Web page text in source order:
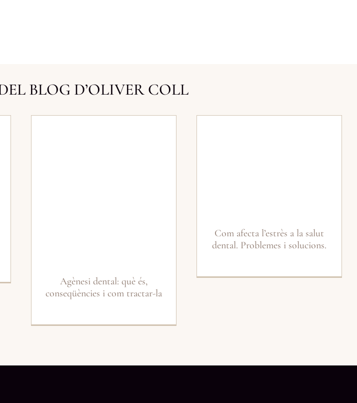
BLOG D’OLIVER COLL
Agènesi dental: què és,
conseqüències i com tractar-la
Com afecta l’estrès a la salut
dental. Problemes i solucions.